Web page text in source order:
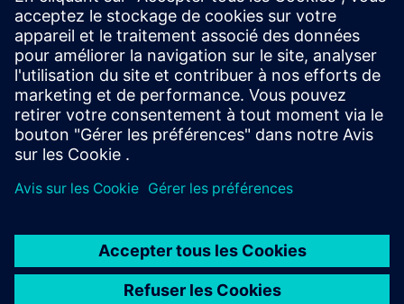
La suite d'outils Calibre offre une vérification et une
optimisation des CI précises, efficaces et complètes sur tous
les nœuds de processus et styles de conception tout en
minimisant l'utilisation des ressources et les calendriers de
saisie.
Apprendre auprès d'experts